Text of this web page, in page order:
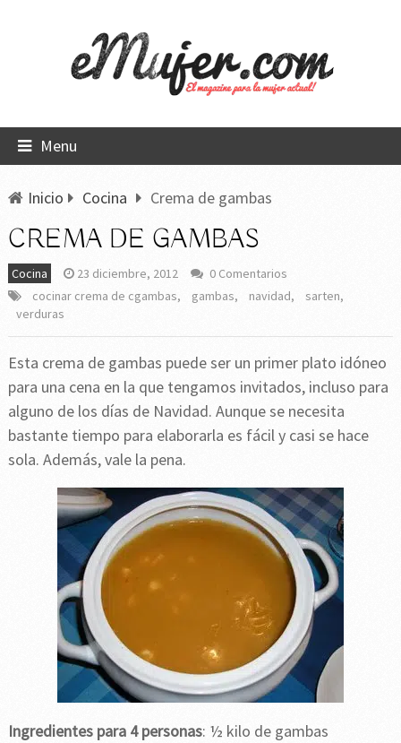
Menu
Inicio Cocina Crema de gambas
CREMA DE GAMBAS
Cocina 23 diciembre, 2012
0 Comentarios
cocinar crema de cgambas, gambas, navidad, sarten,
verduras
Esta crema de gambas puede ser un primer plato idóneo
para una cena en la que tengamos invitados, incluso para
alguno de los días de Navidad. Aunque se necesita
bastante tiempo para elaborarla es fácil y casi se hace
sola. Además, vale la pena.
Ingredientes para 4 personas: ½ kilo de gambas